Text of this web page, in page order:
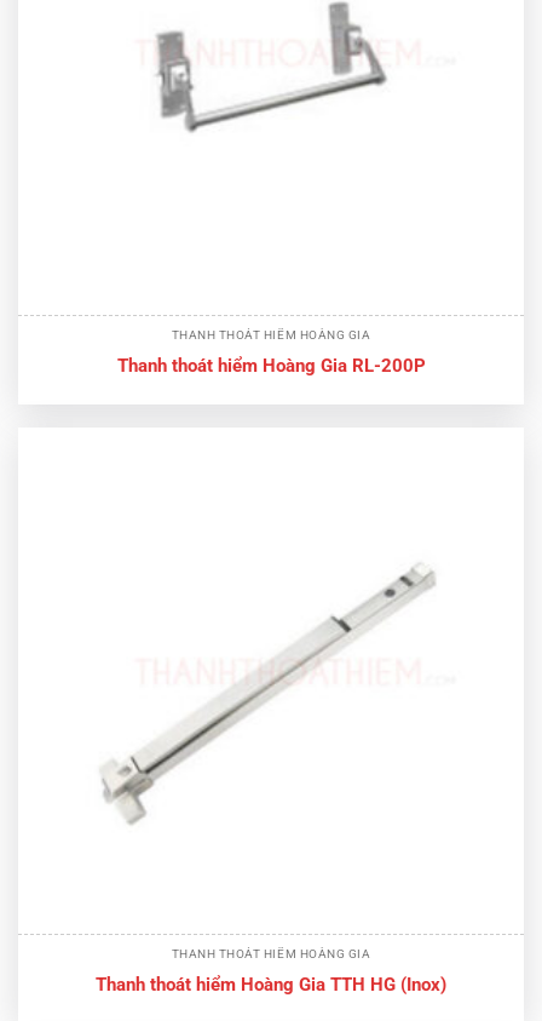
THANH THOÁT HIỂM HOÀNG GIA
Thanh thoát hiểm Hoàng Gia RL-200P
THANH THOÁT HIỂM HOÀNG GIA
Thanh thoát hiểm Hoàng Gia TTH HG (Inox)